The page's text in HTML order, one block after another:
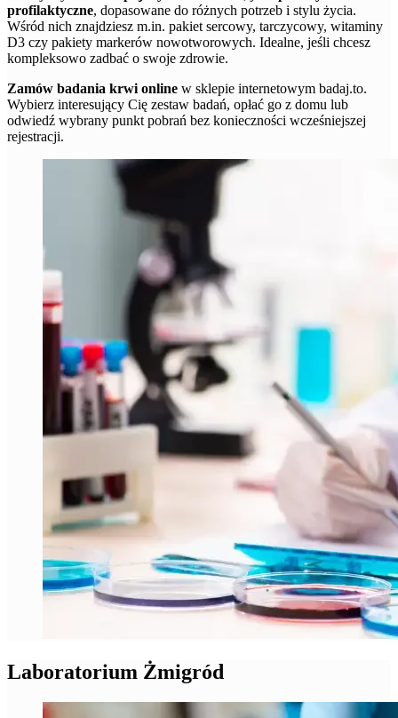
profilaktyczne, dopasowane do różnych potrzeb i stylu życia.
Wśród nich znajdziesz m.in. pakiet sercowy, tarczycowy, witaminy
D3 czy pakiety markerów nowotworowych. Idealne, jeśli chcesz
kompleksowo zadbać o swoje zdrowie.
Zamów badania krwi online w sklepie internetowym badaj.to.
Wybierz interesujący Cię zestaw badań, opłać go z domu lub
odwiedź wybrany punkt pobrań bez konieczności wcześniejszej
rejestracji.
Laboratorium Żmigród